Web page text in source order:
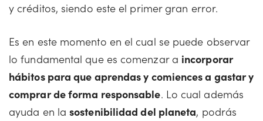
y créditos, siendo este el primer gran error.
Es en este momento en el cual se puede observar
lo fundamental que es comenzar a incorporar
hábitos para que aprendas y comiences a gastar y
comprar de forma responsable. Lo cual además
ayuda en lasostenibilidad del planeta, podrás